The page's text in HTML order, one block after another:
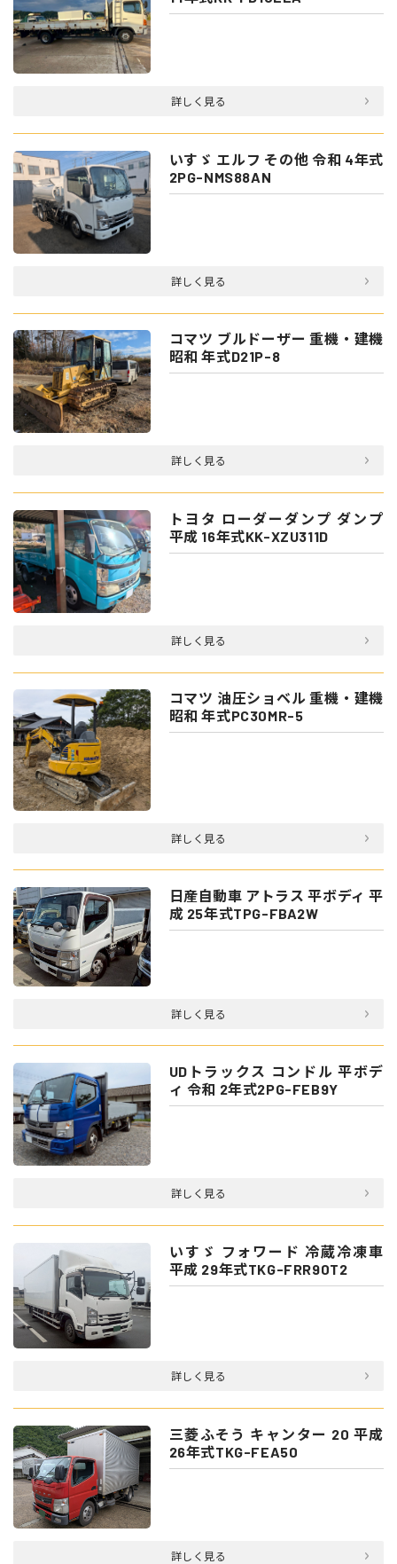
詳しく見る
いすゞ エルフ その他 令和 4年式
2PG-NMS88AN
詳しく見る
コマツ ブルドーザー 重機・建機
昭和 年式D21P-8
詳しく見る
トヨタ ローダーダンプ ダンプ
平成 16年式KK-XZU311D
詳しく見る
コマツ 油圧ショベル 重機・建機
昭和 年式PC30MR-5
詳しく見る
日産自動車 アトラス 平ボディ 平
成 25年式TPG-FBA2W
詳しく見る
UDトラックス コンドル 平ボデ
ィ 令和 2年式2PG-FEB9Y
詳しく見る
いすゞ フォワード 冷蔵冷凍車
平成 29年式TKG-FRR90T2
詳しく見る
三菱ふそう キャンター 20 平成
26年式TKG-FEA50
詳しく見る